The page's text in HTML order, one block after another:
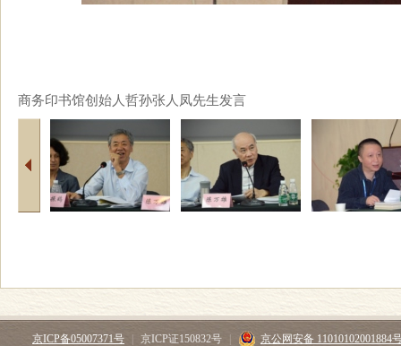
商务印书馆创始人哲孙张人凤先生发言
京ICP备05007371号 京ICP证150832号
京公网安备 11010102001884